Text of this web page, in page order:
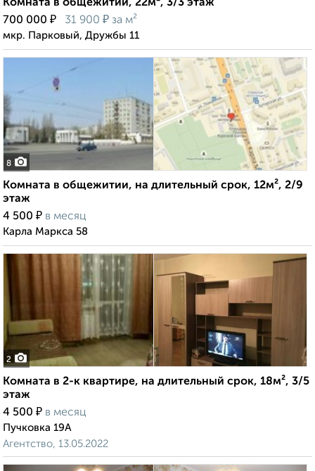
Комната в общежитии, 22м², 3/3 этаж
700 000 ₽ 31 900 ₽ за м²
мкр. Парковый, Дружбы 11
8
Комната в общежитии, на длительный срок, 12м², 2/9
этаж
4 500 ₽ в месяц
Карла Маркса 58
2
Комната в 2-к квартире, на длительный срок, 18м², 3/5
этаж
4 500 ₽ в месяц
Пучковка 19А
Агентство, 13.05.2022